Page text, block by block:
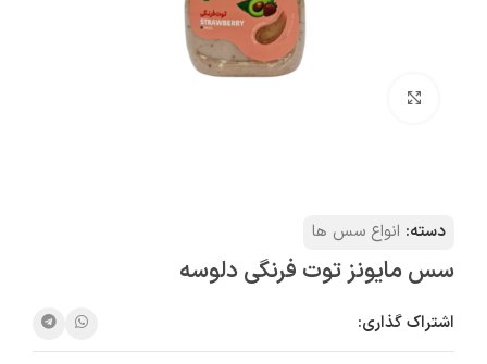
دسته: انواع سس ها
سس مایونز توت فرنگی دلوسه
اشتراک گذاری: